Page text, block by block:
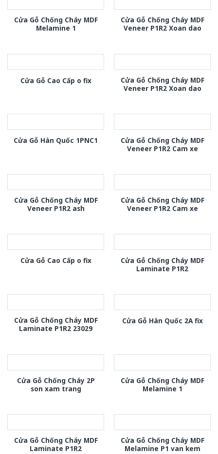
Cửa Gỗ Chống Cháy MDF
Melamine 1
Cửa Gỗ Chống Cháy MDF
Veneer P1R2 Xoan dao
Cửa Gỗ Cao Cấp o fix
Cửa Gỗ Chống Cháy MDF
Veneer P1R2 Xoan dao
Cửa Gỗ Hàn Quốc 1PNC1
Cửa Gỗ Chống Cháy MDF
Veneer P1R2 Cam xe
Cửa Gỗ Chống Cháy MDF
Veneer P1R2 ash
Cửa Gỗ Chống Cháy MDF
Veneer P1R2 Cam xe
Cửa Gỗ Cao Cấp o fix
Cửa Gỗ Chống Cháy MDF
Laminate P1R2
Cửa Gỗ Chống Cháy MDF
Laminate P1R2 23029
Cửa Gỗ Hàn Quốc 2A fix
Cửa Gỗ Chống Cháy 2P
son xam trang
Cửa Gỗ Chống Cháy MDF
Melamine 1
Cửa Gỗ Chống Cháy MDF
Laminate P1R2
Cửa Gỗ Chống Cháy MDF
Melamine P1 van kem